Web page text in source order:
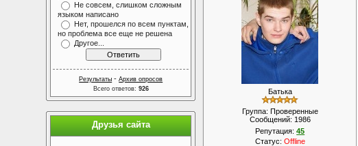
Не совсем, слишком сложным
языком написано
Нет, прошелся по всем пунктам,
но проблема все еще не решена
Другое...
Результаты -Архив опросов
Всего ответов: 926
Друзья сайта
Батька
Группа: Проверенные
Сообщений: 1986
Репутация:45
Статус: Offline